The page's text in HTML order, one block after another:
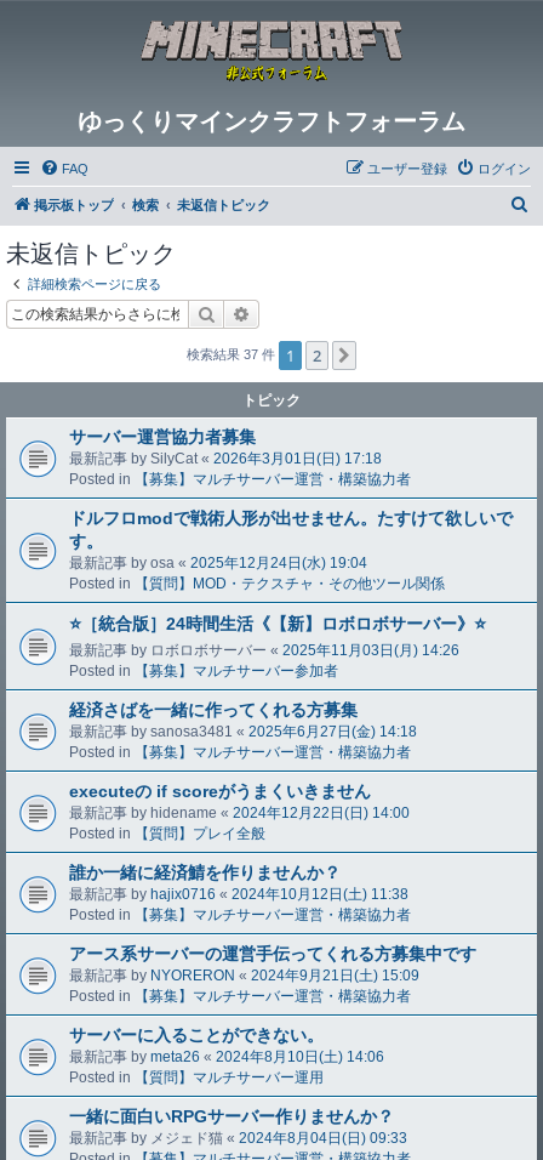
ゆっくりマインクラフトフォーラム
FAQ ログイン
ユーザー登録
掲示板トップ 検索 未返信トピック
未返信トピック
詳細検索ページに戻る
検索
検索結果 37 件 1 2
トピック
サーバー運営協力者募集
最新記事 by SilyCat « 2026年3月01日(日) 17:18
Posted in
【募集】マルチサーバー運営・構築協力者
ドルフロmodで戦術人形が出せません。たすけて欲しいで
す。
最新記事 by osa « 2025年12月24日(水) 19:04
Posted in
【質問】MOD・テクスチャ・その他ツール関係
⭐️［統合版］24時間生活《【新】ロボロボサーバー》⭐️
最新記事 by ロボロボサーバー « 2025年11月03日(月) 14:26
Posted in
【募集】マルチサーバー参加者
経済さばを一緒に作ってくれる方募集
最新記事 by sanosa3481 « 2025年6月27日(金) 14:18
Posted in
【募集】マルチサーバー運営・構築協力者
executeの if scoreがうまくいきません
最新記事 by hidename « 2024年12月22日(日) 14:00
Posted in
【質問】プレイ全般
誰か一緒に経済鯖を作りませんか？
最新記事 by hajix0716 « 2024年10月12日(土) 11:38
Posted in
【募集】マルチサーバー運営・構築協力者
アース系サーバーの運営手伝ってくれる方募集中です
最新記事 by NYORERON « 2024年9月21日(土) 15:09
Posted in
【募集】マルチサーバー運営・構築協力者
サーバーに入ることができない。
最新記事 by meta26 « 2024年8月10日(土) 14:06
Posted in
【質問】マルチサーバー運用
一緒に面白いRPGサーバー作りませんか？
最新記事 by メジェド猫 « 2024年8月04日(日) 09:33